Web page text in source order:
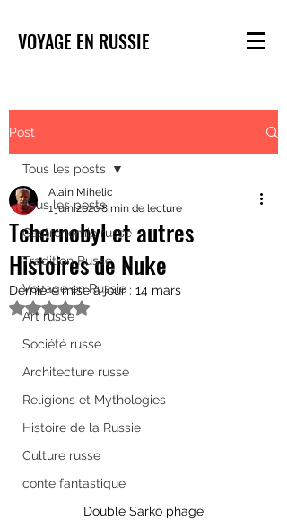
VOYAGE EN RUSSIE
Post
Tous les posts
Gastronomie russe
Tradition Russe
Voyage en Russie
Art russe
Société russe
Architecture russe
Religions et Mythologies
Histoire de la Russie
Culture russe
conte fantastique
Tous les posts
Tchernobyl et autres
Histoires de Nuke
Alain Mihelic
1 juin 20208 min de lecture
Dernière mise à jour : 14 mars
Noté NaN étoiles sur 5.
Double Sarko phage